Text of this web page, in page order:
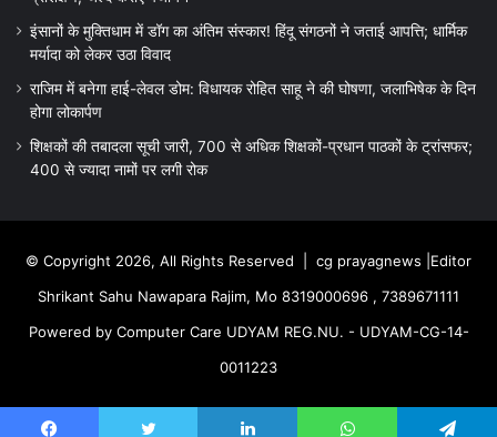
इंसानों के मुक्तिधाम में डॉग का अंतिम संस्कार! हिंदू संगठनों ने जताई आपत्ति; धार्मिक
मर्यादा को लेकर उठा विवाद
राजिम में बनेगा हाई-लेवल डोम: विधायक रोहित साहू ने की घोषणा, जलाभिषेक के दिन
होगा लोकार्पण
शिक्षकों की तबादला सूची जारी, 700 से अधिक शिक्षकों-प्रधान पाठकों के ट्रांसफर;
400 से ज्यादा नामों पर लगी रोक
© Copyright 2026, All Rights Reserved | cg prayagnews |Editor
Shrikant Sahu Nawapara Rajim, Mo 8319000696 , 7389671111
Powered by Computer Care UDYAM REG.NU. - UDYAM-CG-14-
0011223